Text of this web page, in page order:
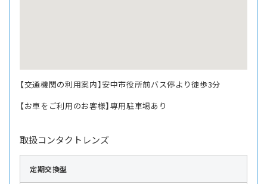
【交通機関の利用案内】安中市役所前バス停より徒歩3分
【お車をご利用のお客様】専用駐車場あり
取扱コンタクトレンズ
定期交換型